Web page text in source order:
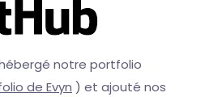
notre portfolio
de Evyn ) et ajouté nos